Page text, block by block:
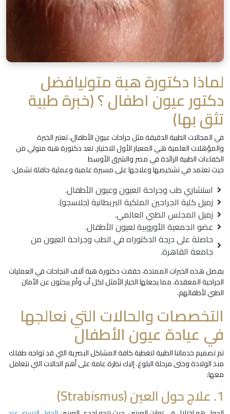
لماذا دكتورة هبة متوليافضل
دكتور عيون اطفال ؟ (خبرة طبية
تثق بها)
في المجالات الطبية الدقيقة مثل جراحات عيون الأطفال، تعتبر الخبرة
والمؤهلات العلمية هي المعيار الأول للاختيار. تعد دكتورة هبة متولي من
الكفاءات الطبية الرائدة في مصر والشرق الأوسط
حيث تعتمد في تشخيصها وعلاجها على مسيرة علمية وعملية حافلة تشمل:
استشاري طب وجراحة العيون وعيون الأطفال.
زميل كلية الجراحين الملكية البريطانية (جلاسجو).
زميل المجلس الطبي العالمي.
عضو الجمعية الأوروبية لعيون الأطفال.
حاصلة على درجة الدكتوراه في الطب وجراحة العيون من
جامعة القاهرة.
بفضل هذه الخبرات الممتدة، حققت دكتورة هبة آلاف النجاحات في العمليات
الجراحية المعقدة، مما يجعلها الخيار الأمثل لكل أب وأم يبحثون عن الأمان
الطبي لأطفالهم.
التخصصات والحالات التي نعالجها
في عيادة عيون الأطفال
تم تصميم خدماتنا الطبية لتغطية كافة المشاكل البصرية التي قد تواجه طفلك
منذ الولادة وحتى مرحلة البلوغ. إليك نظرة عامة على أهم الحالات التي نتعامل
معها:
1. علاج حول العين (Strabismus)